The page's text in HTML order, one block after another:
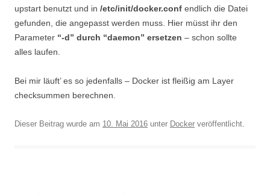
upstart benutzt und in /etc/init/docker.conf endlich die Datei
gefunden, die angepasst werden muss. Hier müsst ihr den
Parameter “-d” durch “daemon” ersetzen – schon sollte
alles laufen.
Bei mir läuft’ es so jedenfalls – Docker ist fleißig am Layer
checksummen berechnen.
Dieser Beitrag wurde am 10. Mai 2016 unter Docker veröffentlicht.